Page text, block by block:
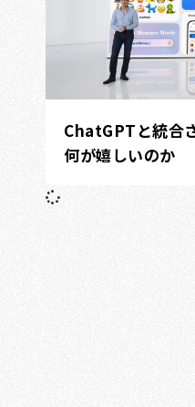
ChatGPTと統
何が嬉しいのか